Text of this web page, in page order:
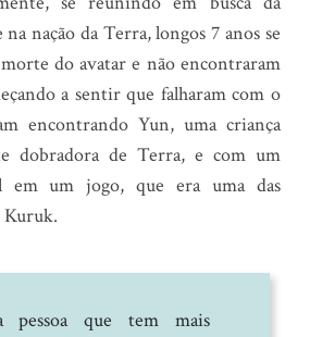
nação da Terra, longos 7 anos se
morte do avatar e não encontraram
a sentir que falharam com o
encontrando Yun, uma criança
dobradora de Terra, e com um
em um jogo, que era uma das
Kuruk.
pessoa que tem mais